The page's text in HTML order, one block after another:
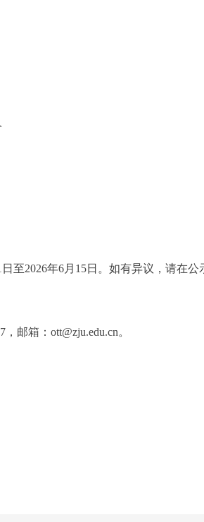
日至2026年6月 15日。如有异议，请在公
，邮箱：ott@zju.edu.cn。